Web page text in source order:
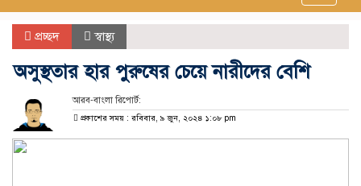
প্রচ্ছদ স্বাস্থ্য
অসুস্থতার হার পুরুষের চেয়ে নারীদের বেশি
আরব-বাংলা রিপোর্ট:
প্রকাশের সময় : রবিবার, ৯ জুন, ২০২৪ ১:০৮ pm